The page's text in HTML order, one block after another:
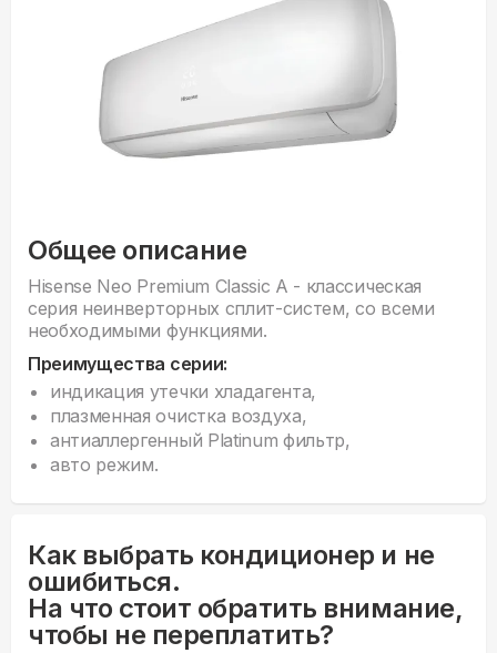
Общее описание
Hisense Neo Premium Classic A - классическая
серия неинверторных сплит-систем, со всеми
необходимыми функциями.
Преимущества серии:
индикация утечки хладагента,
плазменная очистка воздуха,
антиаллергенный Platinum фильтр,
авто режим.
Как выбрать кондиционер и не
ошибиться.
На что стоит обратить внимание,
чтобы не переплатить?